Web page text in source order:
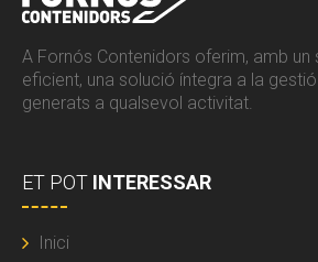
A Fornós Contenidors oferim, amb un
eficient, una solució íntegra a la
generats a qualsevol activitat.
ET POT INTERESSAR
Inici